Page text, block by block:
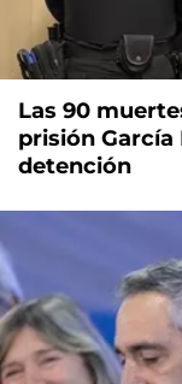
Las 90
prisión García
detención